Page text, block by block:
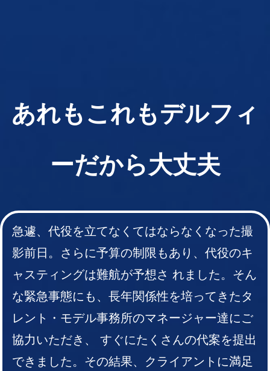
あれもこれもデルフィ
ーだから大丈夫
急遽、代役を立てなくてはならなくなった撮
影前日。さらに予算の制限もあり、代役のキ
ャスティングは難航が予想さ れました。そん
な緊急事態にも、長年関係性を培ってきたタ
レント・モデル事務所のマネージャー達にご
協力いただき、 すぐにたくさんの代案を提出
できました。その結果、クライアントに満足